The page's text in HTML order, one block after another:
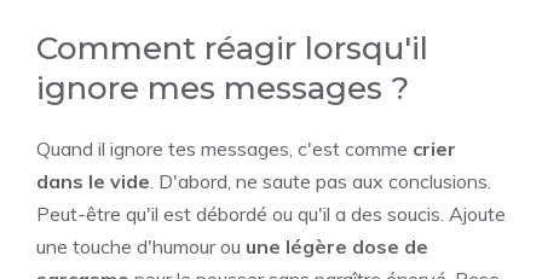
Comment réagir lorsqu'il
ignore mes messages ?
Quand il ignore tes messages, c'est comme crier
dans le vide . D'abord, ne saute pas aux conclusions.
Peut-être qu'il est débordé ou qu'il a des soucis. Ajoute
une touche d'humour ou une légère dose de